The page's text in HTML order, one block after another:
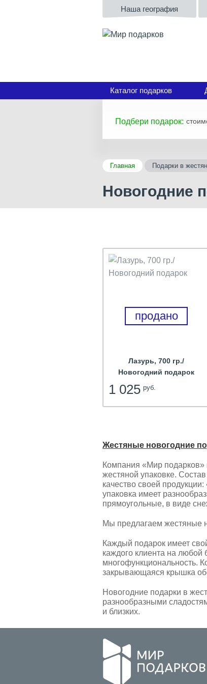
Наша география
Каталог подарков
Подбери подарок:
Главная Подарки в
Новогодние
Лазурь, 700 гр./
Новогодний подарок
1 025руб.
продано
Жестяные новогодние
Компания «Мир подарков»
жестяной упаковке.
качество своей
упаковка имеет
прямоугольные, в виде
Мы предлагаем жестяные
Каждый подарок имеет
каждого клиента на
многофункциональность.
закрывающаяся крышка
Новогодние подарки в
разнообразными
и близких.